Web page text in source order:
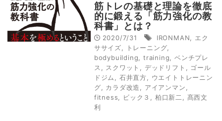
筋トレの基礎と理論を徹底
的に鍛える「筋力強化の教
科書」とは？
2020/7/31 IRONMAN
エク
ササイズ
トレーニング
bodybuilding
training
ベンチプレ
ス
スクワット デッドリフト
ゴール
ドジム
石井直方
ウエイトトレーニン
グ
カラダ改造 アイアンマン
fitness
ビック３ 柏口新二
髙西文
利